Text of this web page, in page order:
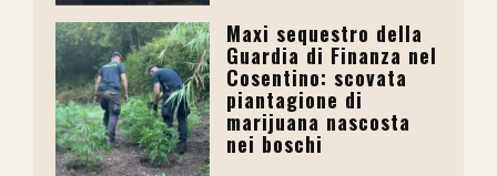
Maxi sequestro della
Guardia di Finanza nel
Cosentino: scovata
piantagione di
marijuana nascosta
nei boschi